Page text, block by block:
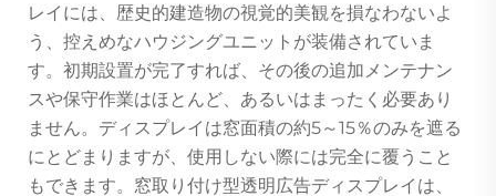
レイには、歴史的建造物の視覚的美観を損なわないよ
う、控えめなハウジングユニットが装備されていま
す。初期設置が完了すれば、その後の追加メンテナン
スや保守作業はほとんど、あるいはまったく必要あり
ません。ディスプレイは窓面積の約5～15％のみを遮る
にとどまりますが、使用しない際には完全に覆うこと
もできます。窓取り付け型透明広告ディスプレイは、